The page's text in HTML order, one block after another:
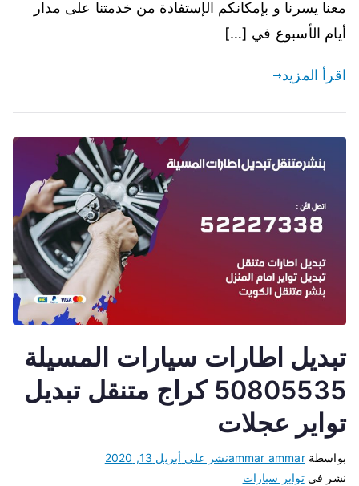
معنا يسرنا و بإمكانكم الإستفادة من خدمتنا على مدار
أيام الأسبوع في […]
اقرأ المزيد
تبديل اطارات سيارات المسيلة
50805535 كراج متنقل تبديل
تواير عجلات
بواسطةammar ammarنشر على أبريل 13, 2020
نشر فيتواير سيارات